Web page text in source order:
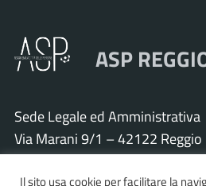
ASP
Sede Legale ed Amministrativa
Via Marani 9/1 – 42122 Reggio
Tel. 0522 571011 – Fax 0522
Il sito usa cookie per facilitare la